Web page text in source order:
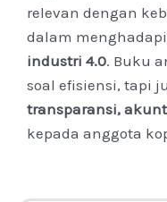
relevan dengan
dalam menghadapi
industri 4.0. Buku
soal efisiensi, tapi
transparansi,
kepada anggota